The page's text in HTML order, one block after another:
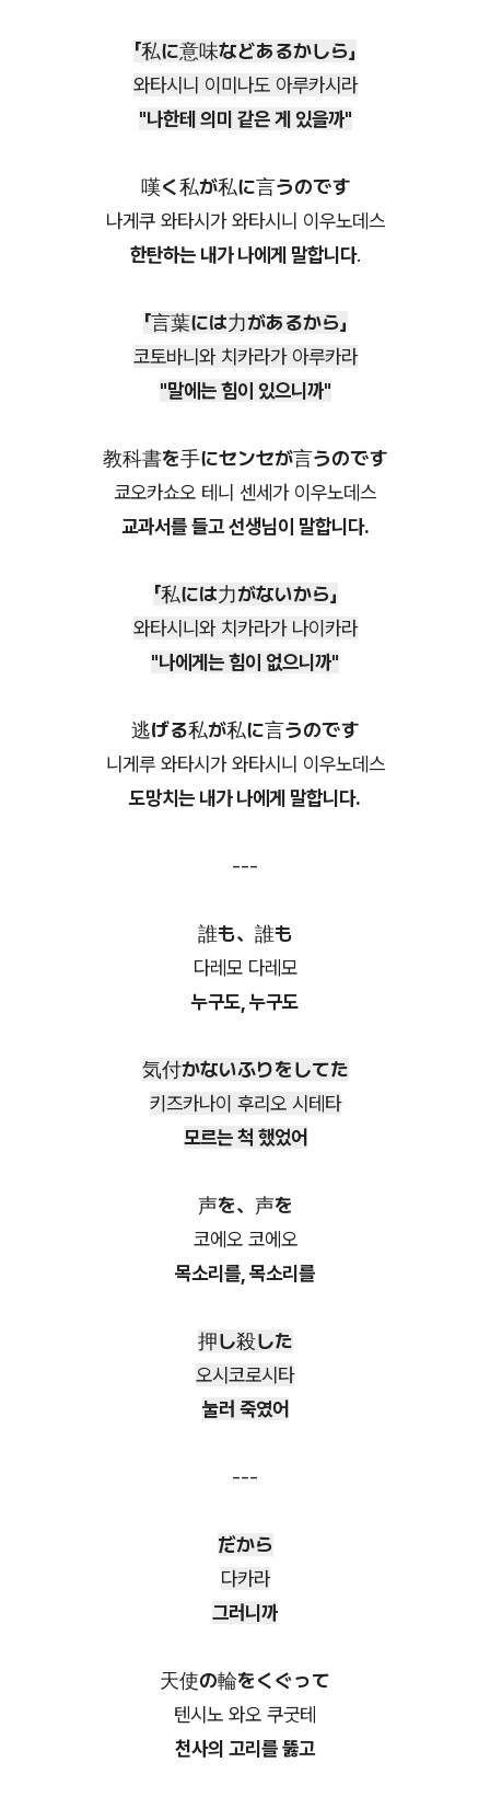
「私に意味などあるかしら」
와타시니 이미나도 아루카시라
"나한테 의미 같은 게 있을까"
嘆く私が私に言うのです
나게쿠 와타시가 와타시니 이우노데스
한탄하는 내가 나에게 말합니다.
「言葉には力があるから」
코토바니와 치카라가 아루카라
"말에는 힘이 있으니까"
教科書を手にセンセが言うのです
쿄오카쇼오 테니 센세가 이우노데스
교과서를 들고 선생님이 말합니다.
「私には力がないから」
와타시니와 치카라가 나이카라
"나에게는 힘이 없으니까"
逃げる私が私に言うのです
니게루 와타시가 와타시니 이우노데스
도망치는 내가 나에게 말합니다.
---
誰も、誰も
다레모 다레모
누구도, 누구도
気付かないふりをしてた
키즈카나이 후리오 시테타
모르는 척 했었어
声を、声を
코에오 코에오
목소리를, 목소리를
押し殺した
오시코로시타
눌러 죽였어
---
だから
다카라
그러니까
天使の輪をくぐって
텐시노 와오 쿠굿테
천사의 고리를 뚫고